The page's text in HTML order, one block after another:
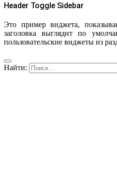
Header Toggle Sidebar
Это пример виджета,
заголовка выглядит по
пользовательские виджеты из
Найти: